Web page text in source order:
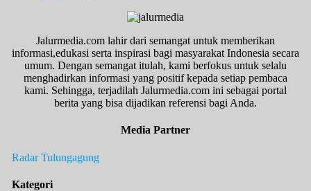
Jalurmedia.com lahir dari semangat untuk memberikan
informasi,edukasi serta inspirasi bagi masyarakat Indonesia secara
umum. Dengan semangat itulah, kami berfokus untuk selalu
menghadirkan informasi yang positif kepada setiap pembaca
kami. Sehingga, terjadilah Jalurmedia.com ini sebagai portal
berita yang bisa dijadikan referensi bagi Anda.
Media Partner
Radar Tulungagung
Kategori